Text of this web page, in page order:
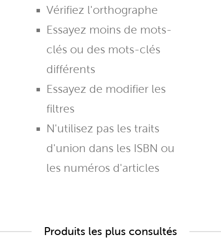
Vérifiez l'orthographe
Essayez moins de mots-
clés ou des mots-clés
différents
Essayez de modifier les
filtres
N'utilisez pas les traits
d'union dans les ISBN ou
les numéros d'articles
Produits les plus consultés